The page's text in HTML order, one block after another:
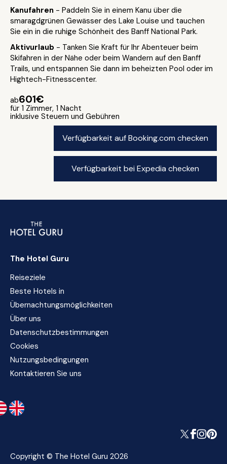
Kanufahren - Paddeln Sie in einem Kanu über die
smaragdgrünen Gewässer des Lake Louise und tauchen
Sie ein in die ruhige Schönheit des Banff National Park.
Aktivurlaub - Tanken Sie Kraft für Ihr Abenteuer beim
Skifahren in der Nähe oder beim Wandern auf den Banff
Trails, und entspannen Sie dann im beheizten Pool oder im
Hightech-Fitnesscenter.
ab601€
für 1 Zimmer, 1 Nacht
inklusive Steuern und Gebühren
Verfügbarkeit auf Booking.com checken
Verfügbarkeit bei Expedia checken
The Hotel Guru
Reiseziele
Beste Hotels in
Übernachtungsmöglichkeiten
Über uns
Datenschutzbestimmungen
Cookies
Nutzungsbedingungen
Kontaktieren Sie uns
Copyright © The Hotel Guru 2026